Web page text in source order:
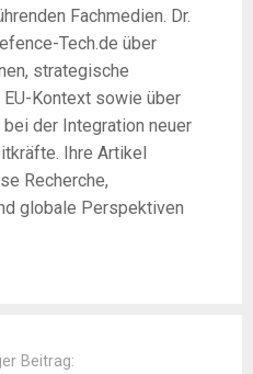
Fachmedien. Dr.
Tech.de über
strategische
EU-Kontext sowie über
der Integration neuer
Ihre Artikel
Recherche,
globale Perspektiven
Beitrag: